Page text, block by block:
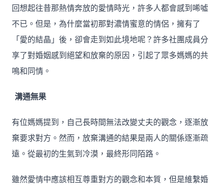
回想起往昔那熱情奔放的愛情時光，許多人都會感到唏噓
不已。但是，為什麼當初那對濃情蜜意的情侶，擁有了
「愛的結晶」後，卻會走到如此境地呢？許多社團成員分
享了對婚姻感到絕望和放棄的原因，引起了眾多媽媽的共
鳴和同情。
溝通無果
有位媽媽提到，自己長時間無法改變丈夫的觀念，逐漸放
棄要求對方。然而，放棄溝通的結果是兩人的關係逐漸疏
遠。從最初的生氣到冷漠，最終形同陌路。
雖然愛情中應該相互尊重對方的觀念和本質，但是維繫婚